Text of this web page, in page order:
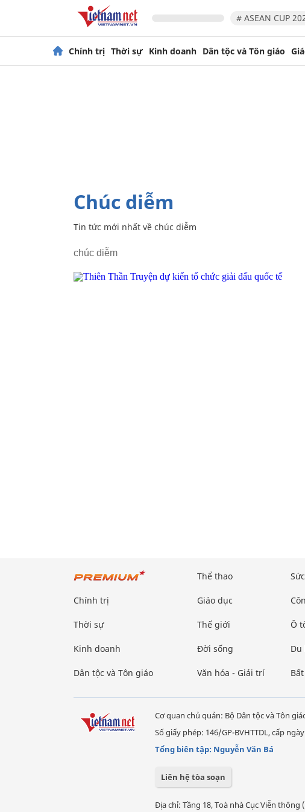
# ASEAN CUP
Chính trị Thời sự Kinh doanh Dân tộc và Tôn giáo
chúc diễm
Tin tức mới nhất về chúc diễm
chúc diễm
Chính trị
Thời sự
Kinh doanh
Dân tộc và Tôn giáo
Thể thao
Giáo dục
Thế giới
Đời sống
Văn hóa - Giải trí
Ô
Du
Cơ quan chủ quản: Bộ Dân tộc và Tôn
Số giấy phép: 146/GP-BVHTTDL, cấp
Tổng biên tập: Nguyễn Văn Bá
Liên hệ tòa soạn
Địa chỉ: Tầng 18, Toà nhà Cục Viễn thông